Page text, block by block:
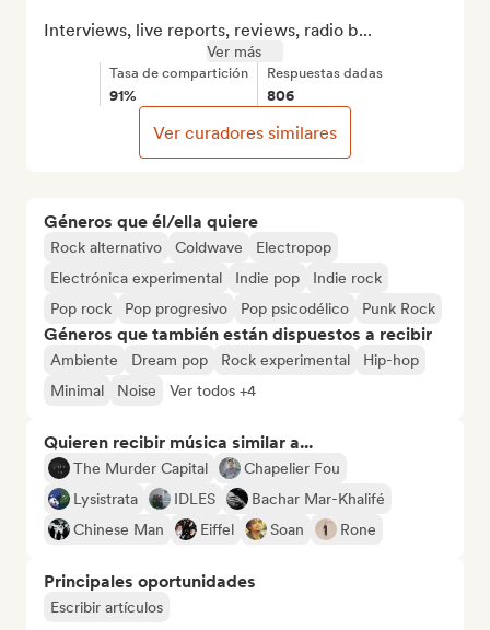
Géneros que él/ella quiere
Rock alternativo Coldwave
Electropop
Electrónica experimental
Indie pop
Indie rock
Pop rock
Pop progresivo Pop psicodélico Punk Rock
Géneros que también están dispuestos a recibir
Ambiente Dream pop Rock experimental
Hip-hop
Minimal
Noise Ver todos +4
Quieren recibir música similar a...
The Murder Capital
Chapelier Fou
Lysistrata
IDLES
Bachar Mar-Khalifé
Chinese Man
Eiffel Soan Rone
Principales oportunidades
Escribir artículos
Interviews, live reports, reviews, radio b...
Ver más
Tasa de compartición
91%
Respuestas dadas
806
Ver curadores similares